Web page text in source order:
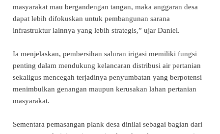
masyarakat mau bergandengan tangan, maka anggaran desa
dapat lebih difokuskan untuk pembangunan sarana
infrastruktur lainnya yang lebih strategis,” ujar Daniel.
Ia menjelaskan, pembersihan saluran irigasi memiliki fungsi
penting dalam mendukung kelancaran distribusi air pertanian
sekaligus mencegah terjadinya penyumbatan yang berpotensi
menimbulkan genangan maupun kerusakan lahan pertanian
masyarakat.
Sementara pemasangan plank desa dinilai sebagai bagian dari